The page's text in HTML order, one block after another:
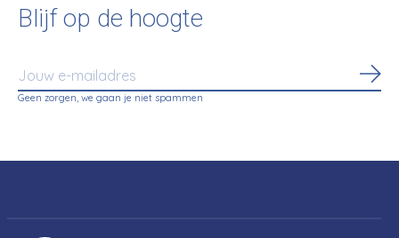
Blijf op de hoogte
Geen zorgen, we gaan je niet spammen